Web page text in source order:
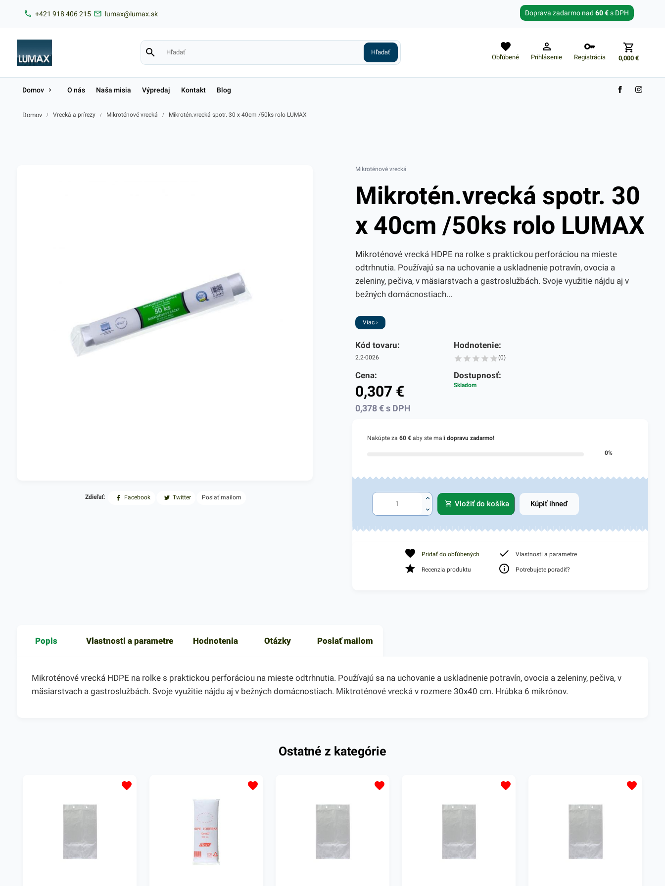
+421 918 406 215 lumax@lumax.sk Doprava zadarmo nad 60 €s DPH
Obľúbené Prihlásenie Registrácia 0,000€
Zabudnuté heslo?
Domov O nás Naša misia Výpredaj Kontakt Blog
Domov / Vrecká a prírezy / Mikroténové vrecká / Mikrotén.vrecká spotr. 30 x 40cm /50ks rolo LUMAX
Zdieľať: Facebook Twitter Poslať mailom
Mikroténové vrecká
Mikrotén.vrecká spotr. 30
x 40cm /50ks rolo LUMAX
Mikroténové vrecká HDPE na rolke s praktickou perforáciou na mieste
odtrhnutia. Používajú sa na uchovanie a uskladnenie potravín, ovocia a
zeleniny, pečiva, v mäsiarstvach a gastroslužbách. Svoje využitie nájdu aj v
bežných domácnostiach...
Viac ›
Kód tovaru:
2.2-0026
Hodnotenie:
(0)
Cena:
0,307 €
0,378€s DPH
Dostupnosť:
Skladom
Nakúpte za 60 €aby ste mali dopravu zadarmo!
0%
Vložiť do košíka Kúpiť ihneď
Pridať do obľúbených Vlastnosti a parametre
Recenzia produktu Potrebujete poradiť?
Popis Vlastnosti a parametre Hodnotenia Otázky Poslať mailom
Mikroténové vrecká HDPE na rolke s praktickou perforáciou na mieste odtrhnutia. Používajú sa na uchovanie a uskladnenie potravín, ovocia a zeleniny, pečiva, v
mäsiarstvach a gastroslužbách. Svoje využitie nájdu aj v bežných domácnostiach. Miktroténové vrecká v rozmere 30x40 cm. Hrúbka 6 mikrónov.
Ostatné z kategórie